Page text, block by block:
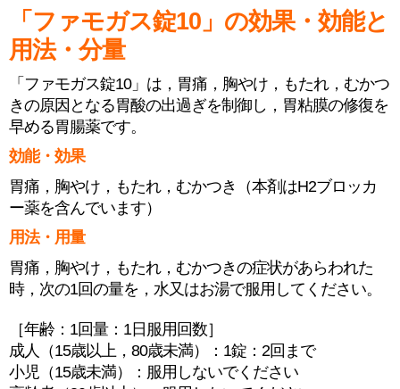
「ファモガス錠10」の効果・効能と
用法・分量
「ファモガス錠10」は，胃痛，胸やけ，もたれ，むかつ
きの原因となる胃酸の出過ぎを制御し，胃粘膜の修復を
早める胃腸薬です。
効能・効果
胃痛，胸やけ，もたれ，むかつき（本剤はH2ブロッカ
ー薬を含んでいます）
用法・用量
胃痛，胸やけ，もたれ，むかつきの症状があらわれた
時，次の1回の量を，水又はお湯で服用してください。
［年齢：1回量：1日服用回数］
成人（15歳以上，80歳未満）：1錠：2回まで
小児（15歳未満）：服用しないでください